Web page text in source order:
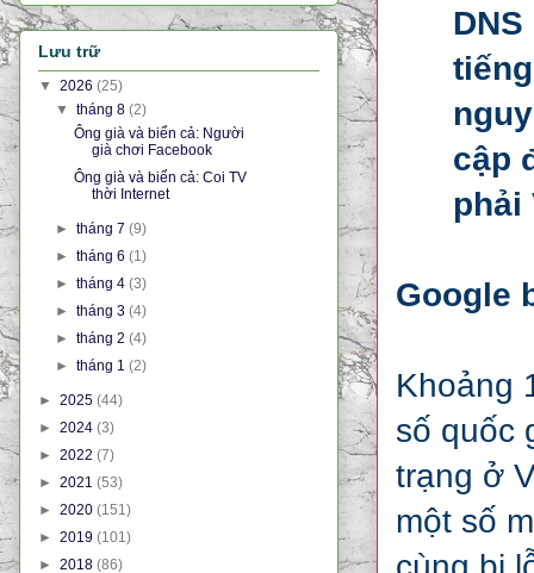
cập
phải
Google
Khoảng
số quốc
trạng ở
một số
Lưu trữ
▼ 2026 (25)
▼tháng 8(2)
Ông già và biển cả: Người
già chơi Facebook
Ông già và biển cả: Coi TV
thời Internet
►tháng 7(9)
►tháng 6(1)
►tháng 4(3)
►tháng 3(4)
►tháng 2(4)
►tháng 1(2)
► 2025 (44)
► 2024 (3)
► 2022 (7)
► 2021 (53)
► 2020 (151)
► 2019 (101)
► 2018 (86)